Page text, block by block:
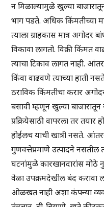
न मिळाल्यामुळे खुल्या
भाग पडते. अधिक किंमतीच्या
त्याला ग्राहकास मात्र
विकावा लागतो. विक्री किंमत
त्याचा टिकाव लागत नाही.
किंवा वाढवणे त्याच्या हाती
ठराविक किंमतीचा करार
बसावी म्हणून खुल्या
प्रक्रियेसाठी वापरला तर तयार
होईलच याची खात्री नसते.
गुणवत्तेप्रमाणे उत्पादने नसतील
घटनांमुळे कारखानदारांस मोठे
वेळा उपक्रमदेखील बंद करावा
ओळखत नाही अशा कंपन्या